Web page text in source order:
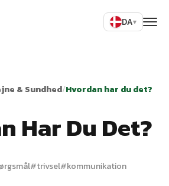
DA▾
& Sundhed/Hvordan har du det?
Har Du Det?
#trivsel#kommunikation